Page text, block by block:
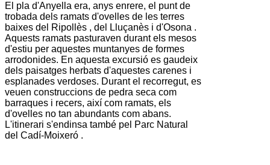
El pla d'Anyella era, anys enrere, el punt de
trobada dels ramats d'ovelles de les terres
baixes del Ripollès , del Lluçanès i d'Osona .
Aquests ramats pasturaven durant els mesos
d'estiu per aquestes muntanyes de formes
arrodonides. En aquesta excursió es gaudeix
dels paisatges herbats d'aquestes carenes i
esplanades verdoses. Durant el recorregut, es
veuen construccions de pedra seca com
barraques i recers, així com ramats, els
d'ovelles no tan abundants com abans.
L'itinerari s'endinsa també pel Parc Natural
del Cadí-Moixeró .